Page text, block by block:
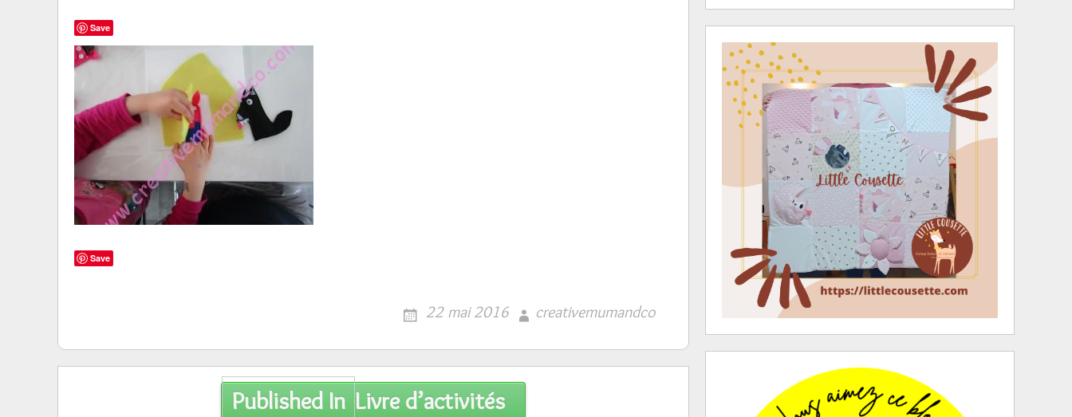
Save
Save
22 mai 2016 creativemumandco
Published In Livre d’activités